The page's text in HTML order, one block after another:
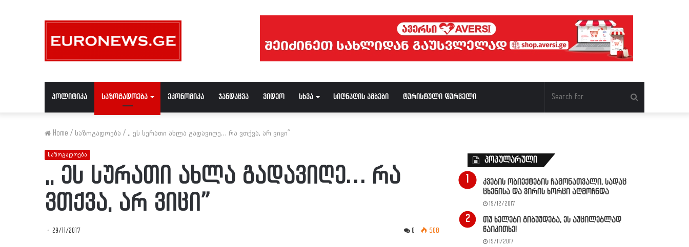
პოლიტიკა საზოგადოება ეკონომიკა ჯანდაცვა ვიდეო სხვა სიღნაღის ამბები ტურისტული ფურცელი
Home / საზოგადოება / ,, ეს სურათი ახლა გადავიღე… რა ვთქვა, არ ვიცი”
საზოგადოება
,, ეს სურათი ახლა გადავიღე… რა
ვთქვა, არ ვიცი”
29/11/2017 0 508
პოპულარული
კვების ობიექტების ჩამონათვალი, სადაც
ცხენისა და ვირის ხორცი აღმოჩნდა
19/12/2017
თუ ხელები გიბუჟდება, ეს აუცილებლად
წაიკითხე!
19/11/2017